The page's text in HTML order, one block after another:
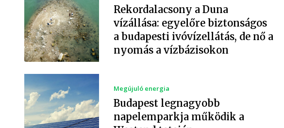
Rekordalacsony a Duna
vízállása: egyelőre biztonságos
a budapesti ivóvízellátás, de nő a
nyomás a vízbázisokon
Megújuló energia
Budapest legnagyobb
napelemparkja működik a